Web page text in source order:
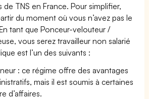
TNS en France. Pour simplifier,
du moment où vous n’avez pas le
tant que Ponceur-velouteur /
vous serez travailleur non salarié
est l’un des suivants :
: ce régime offre des avantages
mais il est soumis à certaines
d’affaires.